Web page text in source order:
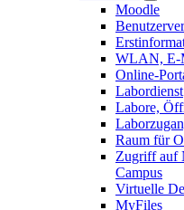
Moodle
WLAN, E-
Online-
Labordienst
Labore,
Raum für
Zugriff auf
Campus
Virtuelle
MyFiles